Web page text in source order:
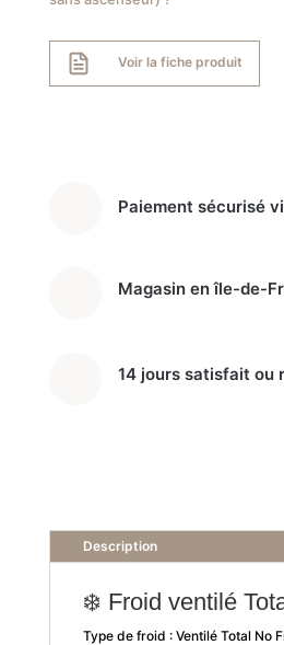
combiné
333
L
Voir la fiche produit
Paiement sécurisé
Magasin en île-de-
14 jours satisfait ou
Description
❄️ Froid ventilé
Type de froid : Ventilé Total No